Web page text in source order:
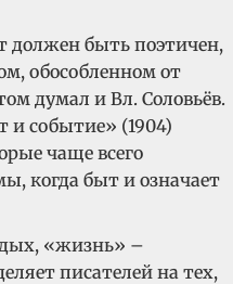
должен быть поэтичен,
обособленном от
думал и Вл. Соловьёв.
и событие» (1904)
чаще всего
когда быт и означает
«жизнь» –
писателей на тех,